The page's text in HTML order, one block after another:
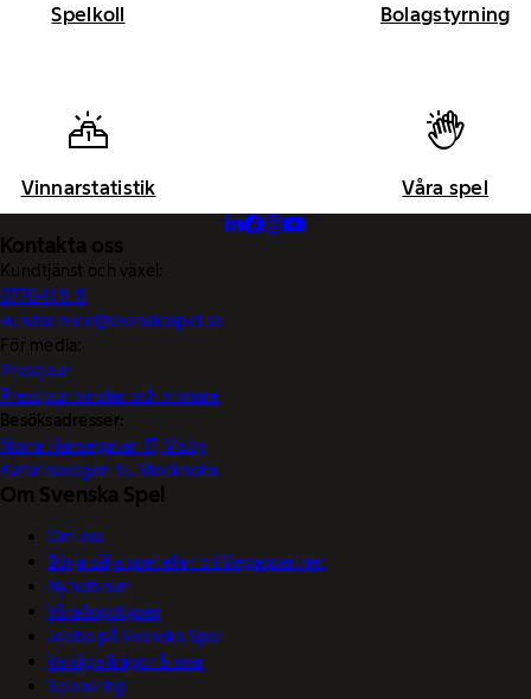
Spelkoll Bolagstyrning
Vinnarstatistik Våra spel
Kontakta oss
Kundtjänst och växel:
0770-11 11 11
kundservice@svenskaspel.se
För media:
Pressjour
Pressjour vinster och vinnare
Besöksadresser:
Norra Hansegatan 17, Visby
Katarinavägen 15, Stockholm
Om Svenska Spel
Om oss
Börja sälja spel eller bli Vegaspartner
Nyhetsrum
Våra logotyper
Jobba på Svenska Spel
Vanliga frågor & svar
Sponsring